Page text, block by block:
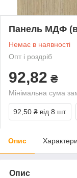
Панель МДФ
Немає в наявності
Опт і роздріб
92,82 ₴
Мінімальна сума
92,50 ₴ від 8 шт.
Опис
Опис